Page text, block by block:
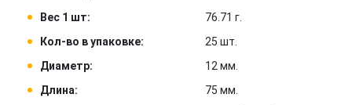
Вес 1 шт:
76.71 г.
Кол-во в упаковке:
25 шт.
Диаметр:
12 мм.
Длина:
75 мм.